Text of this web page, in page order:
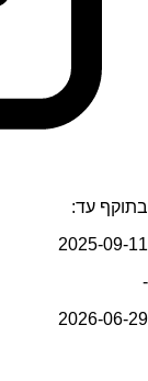
בתוקף עד:
2025-09-11
-
2026-06-29